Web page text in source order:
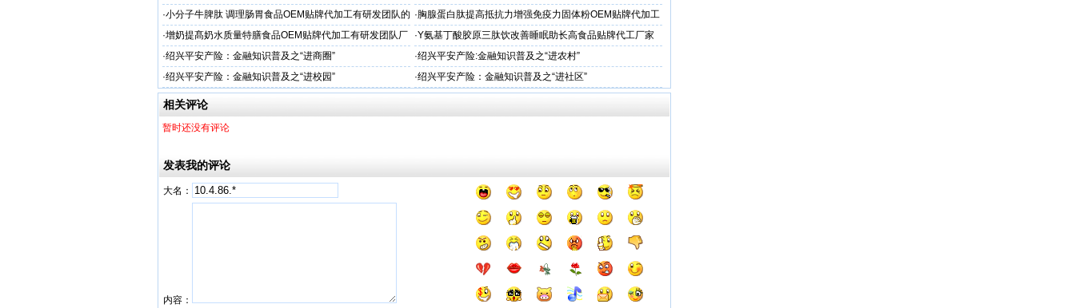
人才专项培训
厂家
·小分子牛脾肽 调理肠胃食品OEM贴牌代加工有研发团队的
厂家
· 胸腺蛋白肽提高抵抗力增强免疫力固体粉OEM贴牌代加工
生产厂
·增奶提髙奶水质量特膳食品OEM贴牌代加工有研发团队厂
家
·Y氨基丁酸胶原三肽饮改善睡眠助长高食品贴牌代工厂家
哪家专业
·绍兴平安产险：金融知识普及之“进商圈” ·绍兴平安产险:金融知识普及之“进农村”
·绍兴平安产险：金融知识普及之“进校园” ·绍兴平安产险：金融知识普及之“进社区”
相关评论
暂时还没有评论
发表我的评论
大名：
内容：